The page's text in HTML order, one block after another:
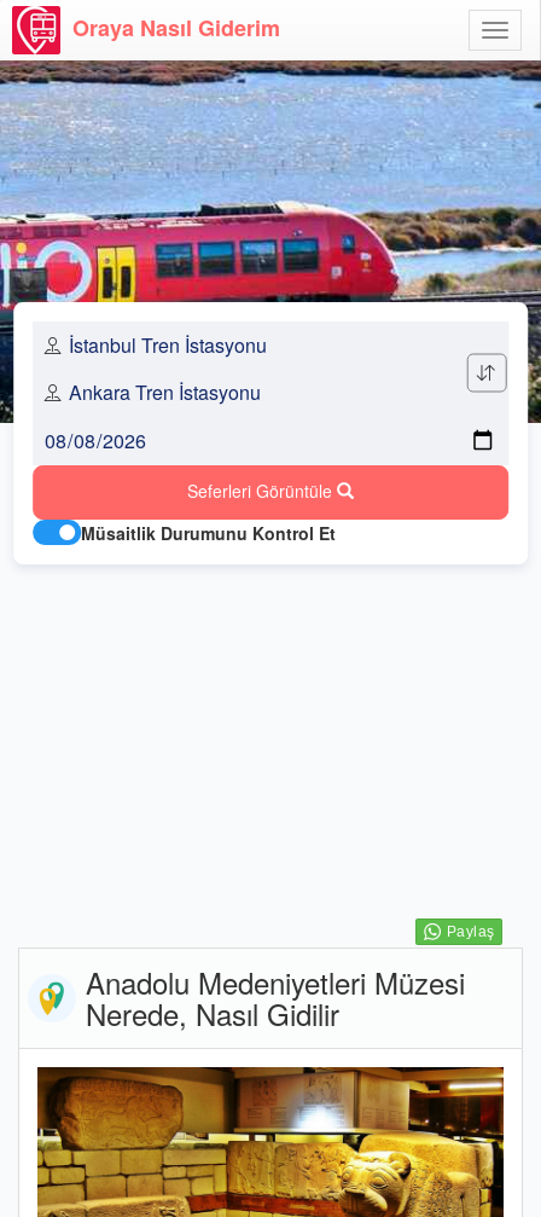
Aç
Oraya Nasıl Giderim
Seferleri Görüntüle
Müsaitlik Durumunu Kontrol Et
Anadolu Medeniyetleri Müzesi
Nerede, Nasıl Gidilir